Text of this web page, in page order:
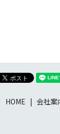
HOME 会社案